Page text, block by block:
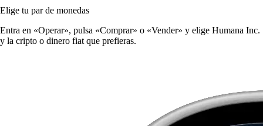
Elige tu par de monedas
Entra en «Operar», pulsa «Comprar» o «Vender» y elige Humana Inc.
y la cripto o dinero fiat que prefieras.